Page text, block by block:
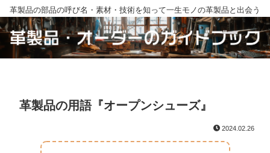
革製品の部品の呼び名・素材・技術を知って一生モノの革製品と出会う
革製品の用語『オープンシューズ』
2024.02.26